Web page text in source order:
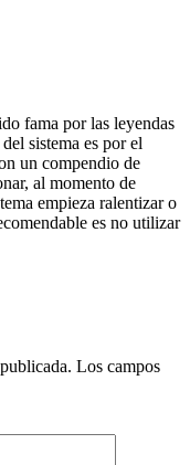
fama por las leyendas
sistema es por el
un compendio de
al momento de
empieza ralentizar o
es no utilizar
Los campos